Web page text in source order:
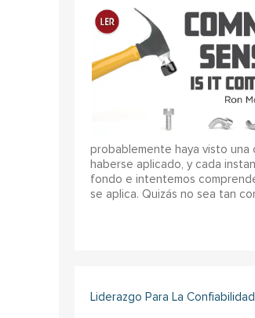
probablemente haya visto una
haberse aplicado, y cada
fondo e intentemos
se aplica. Quizás no sea tan
Liderazgo Para La Confiabilidad